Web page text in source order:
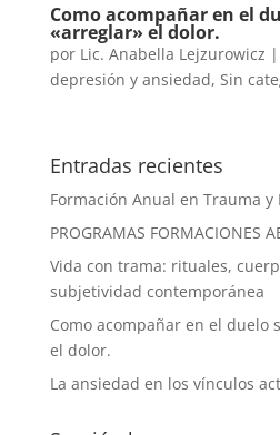
Como acompañar en el
«arreglar» el dolor.
por Lic. Anabella Lejzurowicz |
depresión y ansiedad, Sin
Entradas recientes
Formación Anual en Trauma y
PROGRAMAS FORMACIONES
Vida con trama: rituales,
subjetividad contemporánea
Como acompañar en el duelo
el dolor.
La ansiedad en los vínculos